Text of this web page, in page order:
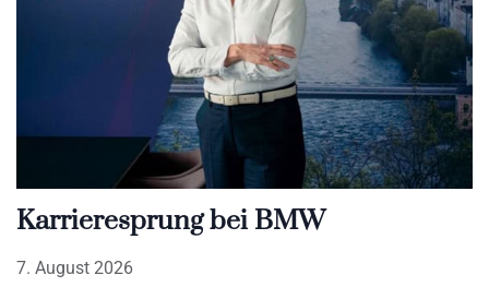
Karrieresprung bei BMW
7. August 2026